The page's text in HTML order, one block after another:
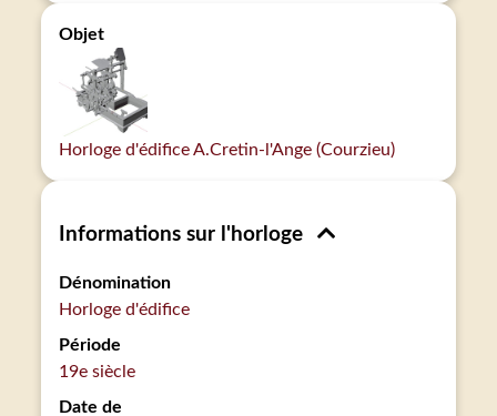
Objet
Horloge d'édifice A.Cretin-l'Ange (Courzieu)
Informations sur l'horloge
Dénomination
Horloge d'édifice
Période
19e siècle
Date de